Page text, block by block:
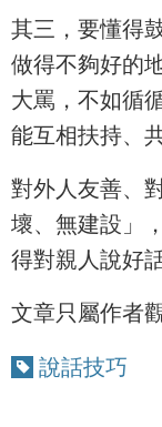
其三，要懂得
做得不夠好的
大罵，不如循
能互相扶持、
對外人友善、
壞、無建設」
得對親人說好
文章只屬作者
說話技巧